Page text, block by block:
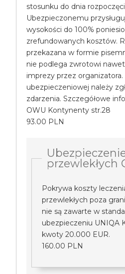
stosunku do dnia
Ubezpieczonemu
wysokości do 100%
zrefundowanych kosztów.
przekazana w formie
nie podlega zwrotowi
imprezy przez
ubezpieczeniowej należy
zdarzenia. Szczegółowe
OWU Kontynenty str.28
93.00 PLN
przewlekłych
Pokrywa koszty
przewlekłych poza
nie są zawarte w
ubezpieczeniu UNIQA
kwoty 20.000 EUR.
160.00 PLN